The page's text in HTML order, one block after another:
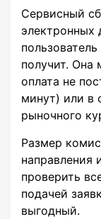
Сервисный
электронных
получит. Она
оплата не
минут) или в
рыночного
Размер
направления
проверить
подачей
выгодный.